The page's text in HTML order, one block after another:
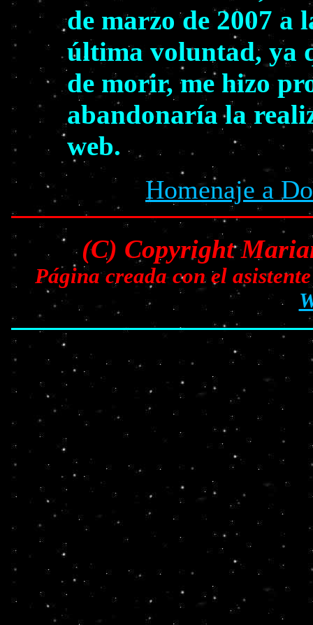
de marzo de 2007 a
última voluntad, ya
de morir, me hizo
abandonaría la
web.
Homenaje a
(C) Copyright
Página creada con el